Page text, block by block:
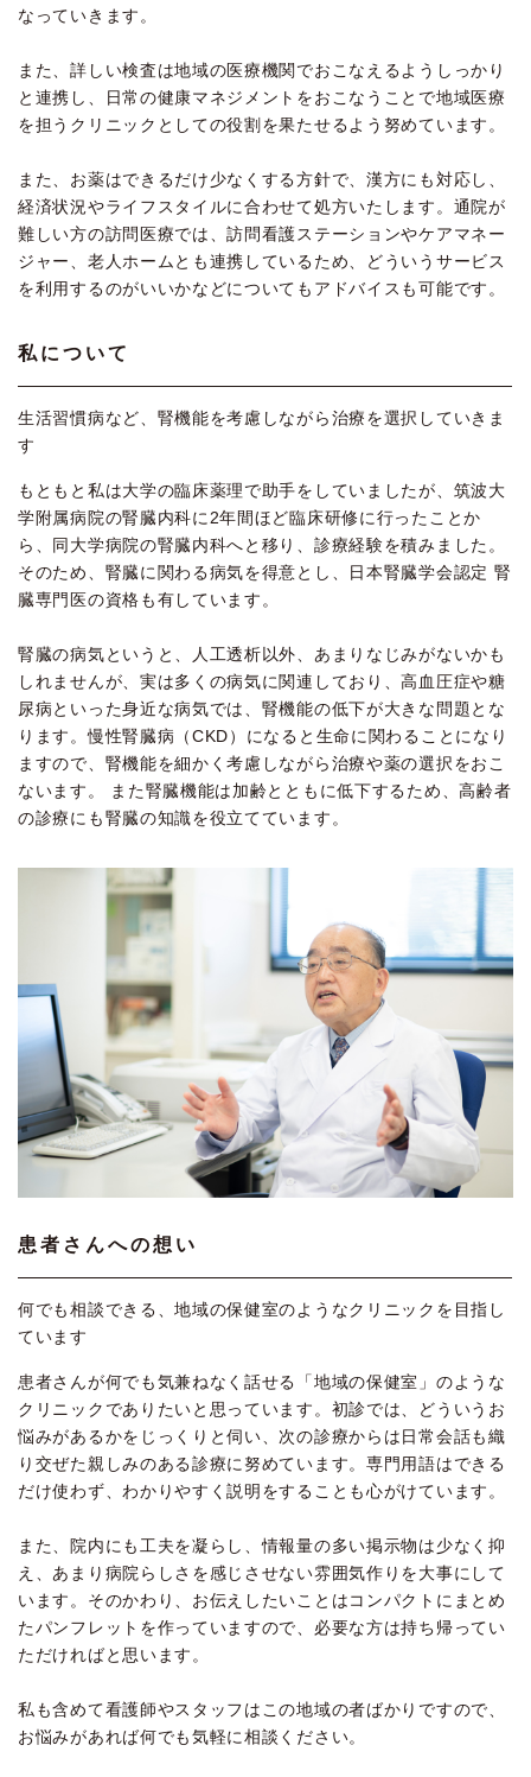
なっていきます。
また、詳しい検査は地域の医療機関でおこなえるようしっかり
と連携し、日常の健康マネジメントをおこなうことで地域医療
を担うクリニックとしての役割を果たせるよう努めています。
また、お薬はできるだけ少なくする方針で、漢方にも対応し、
経済状況やライフスタイルに合わせて処方いたします。通院が
難しい方の訪問医療では、訪問看護ステーションやケアマネー
ジャー、老人ホームとも連携しているため、どういうサービス
を利用するのがいいかなどについてもアドバイスも可能です。
私について
生活習慣病など、腎機能を考慮しながら治療を選択していきま
す
もともと私は大学の臨床薬理で助手をしていましたが、筑波大
学附属病院の腎臓内科に2年間ほど臨床研修に行ったことか
ら、同大学病院の腎臓内科へと移り、診療経験を積みました。
そのため、腎臓に関わる病気を得意とし、日本腎臓学会認定 腎
臓専門医の資格も有しています。
腎臓の病気というと、人工透析以外、あまりなじみがないかも
しれませんが、実は多くの病気に関連しており、高血圧症や糖
尿病といった身近な病気では、腎機能の低下が大きな問題とな
ります。慢性腎臓病（CKD）になると生命に関わることになり
ますので、腎機能を細かく考慮しながら治療や薬の選択をおこ
ないます。 また腎臓機能は加齢とともに低下するため、高齢者
の診療にも腎臓の知識を役立てています。
患者さんへの想い
何でも相談できる、地域の保健室のようなクリニックを目指し
ています
患者さんが何でも気兼ねなく話せる「地域の保健室」のような
クリニックでありたいと思っています。初診では、どういうお
悩みがあるかをじっくりと伺い、次の診療からは日常会話も織
り交ぜた親しみのある診療に努めています。専門用語はできる
だけ使わず、わかりやすく説明をすることも心がけています。
また、院内にも工夫を凝らし、情報量の多い掲示物は少なく抑
え、あまり病院らしさを感じさせない雰囲気作りを大事にして
います。そのかわり、お伝えしたいことはコンパクトにまとめ
たパンフレットを作っていますので、必要な方は持ち帰ってい
ただければと思います。
私も含めて看護師やスタッフはこの地域の者ばかりですので、
お悩みがあれば何でも気軽に相談ください。